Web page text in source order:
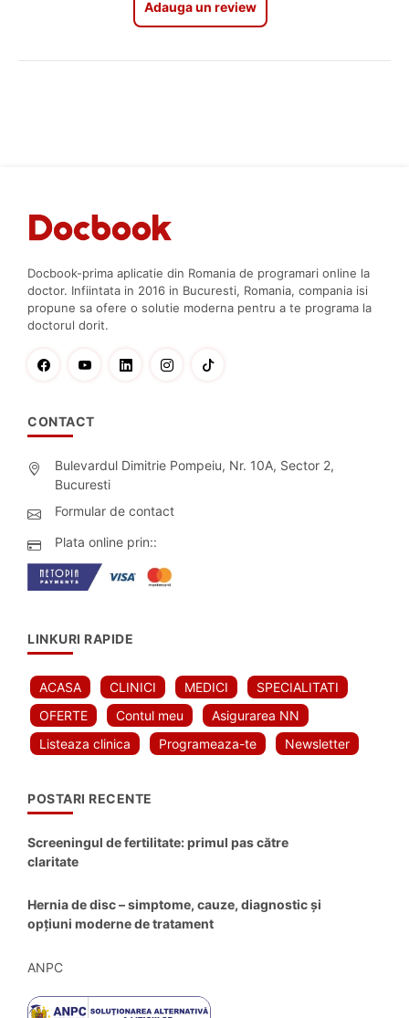
Adauga un review
Docbook-prima aplicatie din Romania de programari online la
doctor. Infiintata in 2016 in Bucuresti, Romania, compania isi
propune sa ofere o solutie moderna pentru a te programa la
doctorul dorit.
CONTACT
Bulevardul Dimitrie Pompeiu, Nr. 10A, Sector 2,
Bucuresti
Formular de contact
Plata online prin::
LINKURI RAPIDE
ACASA CLINICI MEDICI
SPECIALITATI
OFERTE
Contul meu
Asigurarea NN
Listeaza clinica
Programeaza-te Newsletter
POSTARI RECENTE
Screeningul de fertilitate: primul pas către
claritate
Hernia de disc – simptome, cauze, diagnostic și
opțiuni moderne de tratament
ANPC